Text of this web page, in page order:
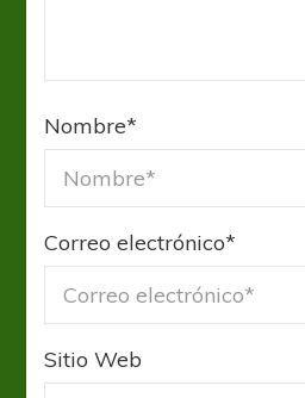
Nombre*
Correo electrónico*
Sitio Web